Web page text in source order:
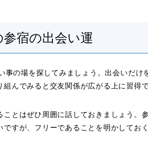
参宿の出会い運
事の場を探してみましょう。出会いだけ
組んでみると交友関係が広がる上に習得
ことはぜひ周囲に話しておきましょう。
ですが、フリーであることを明かしてお